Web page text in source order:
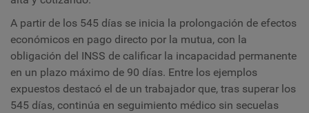
A partir de los 545 días se inicia la prolongación de efectos
económicos en pago directo por la mutua, con la
obligación del INSS de calificar la incapacidad permanente
en un plazo máximo de 90 días. Entre los ejemplos
expuestos destacó el de un trabajador que, tras superar los
545 días, continúa en seguimiento médico sin secuelas